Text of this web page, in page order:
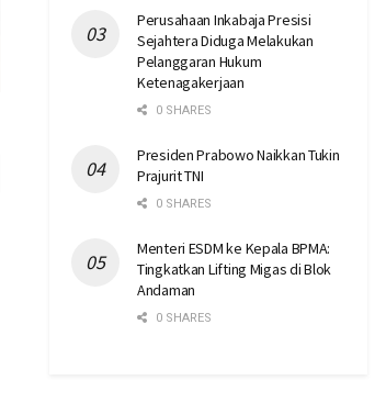
Perusahaan Inkabaja Presisi
Sejahtera Diduga Melakukan
Pelanggaran Hukum
Ketenagakerjaan
0 SHARES
Presiden Prabowo Naikkan Tukin
Prajurit TNI
0 SHARES
Menteri ESDM ke Kepala BPMA:
Tingkatkan Lifting Migas di Blok
Andaman
0 SHARES